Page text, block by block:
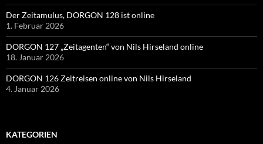
Der Zeitamulus, DORGON 128 ist online
1. Februar 2026
DORGON 127 „Zeitagenten“ von Nils Hirseland online
18. Januar 2026
DORGON 126 Zeitreisen online von Nils Hirseland
4. Januar 2026
KATEGORIEN